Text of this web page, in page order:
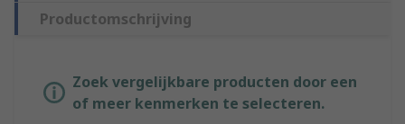
Productomschrijving
Zoek vergelijkbare producten door een
of meer kenmerken te selecteren.